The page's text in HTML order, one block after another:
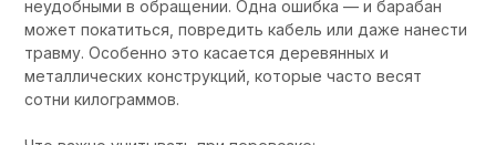
неудобными в обращении. Одна ошибка — и барабан
может покатиться, повредить кабель или даже нанести
травму. Особенно это касается деревянных и
металлических конструкций, которые часто весят
сотни килограммов.